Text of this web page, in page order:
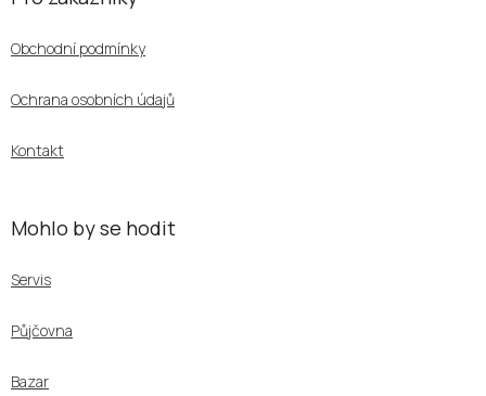
Obchodní podmínky
Ochrana osobních údajů
Kontakt
Mohlo by se hodit
Servis
Půjčovna
Bazar